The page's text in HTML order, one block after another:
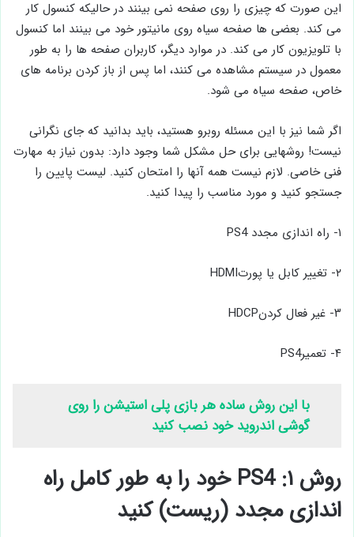
این صورت که چیزی را روی صفحه نمی بینند در حالیکه کنسول کار
می کند. بعضی ها صفحه سیاه روی مانیتور خود می بینند اما کنسول
با تلویزیون کار می کند. در موارد دیگر، کاربران صفحه ها را به طور
معمول در سیستم مشاهده می کنند، اما پس از باز کردن برنامه های
خاص، صفحه سیاه می شود.
اگر شما نیز با این مسئله روبرو هستید، باید بدانید که جای نگرانی
نیست! روشهایی برای حل مشکل شما وجود دارد: بدون نیاز به مهارت
فنی خاصی. لازم نیست همه آنها را امتحان کنید. لیست پایین را
جستجو کنید و مورد مناسب را پیدا کنید.
۱- راه اندازی مجدد PS4
۲- تغییر کابل یا پورتHDMI
۳- غیر فعال کردنHDCP
۴- تعمیرPS4
با این روش ساده هر بازی پلی استیشن را روی
گوشی اندروید خود نصب کنید
روش ۱: PS4 خود را به طور کامل راه
اندازی مجدد (ریست) کنید